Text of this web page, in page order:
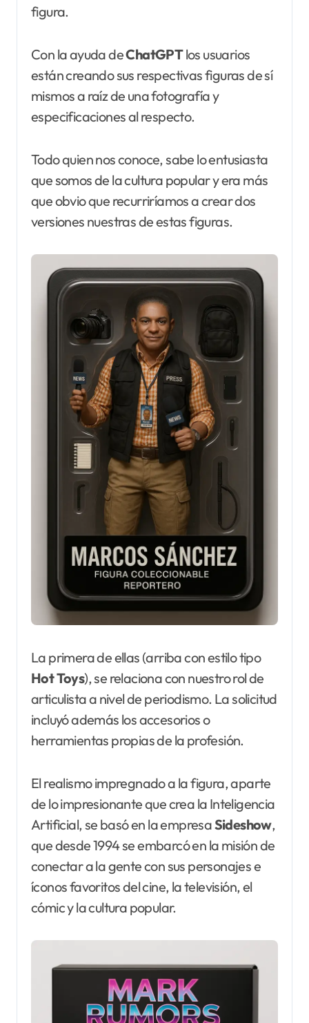
figura.
Con la ayuda deChatGPTlos usuarios
están creando sus respectivas figuras de sí
mismos a raíz de una fotografía y
especificaciones al respecto.
Todo quien nos conoce, sabe lo entusiasta
que somos de la cultura popular y era más
que obvio que recurriríamos a crear dos
versiones nuestras de estas figuras.
La primera de ellas (arriba con estilo tipo
Hot Toys), se relaciona con nuestro rol de
articulista a nivel de periodismo. La solicitud
incluyó además los accesorios o
herramientas propias de la profesión.
El realismo impregnado a la figura, aparte
de lo impresionante que crea la Inteligencia
Artificial, se basó en la empresaSideshow,
que desde 1994 se embarcó en la misión de
conectar a la gente con sus personajes e
íconos favoritos del cine, la televisión, el
cómic y la cultura popular.